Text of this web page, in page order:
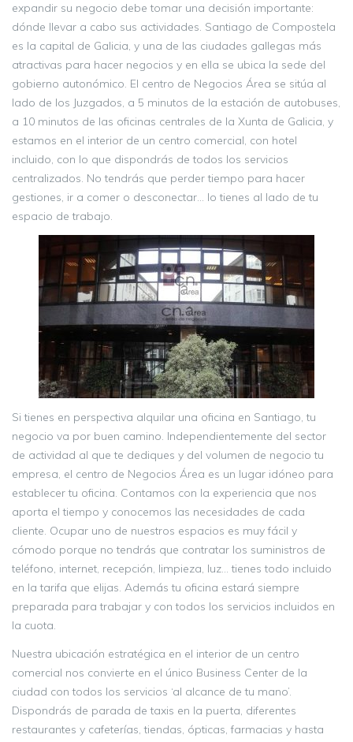
expandir su negocio debe tomar una decisión importante:
dónde llevar a cabo sus actividades. Santiago de Compostela
es la capital de Galicia, y una de las ciudades gallegas más
atractivas para hacer negocios y en ella se ubica la sede del
gobierno autonómico. El centro de Negocios Área se sitúa al
lado de los Juzgados, a 5 minutos de la estación de autobuses,
a 10 minutos de las oficinas centrales de la Xunta de Galicia, y
estamos en el interior de un centro comercial, con hotel
incluido, con lo que dispondrás de todos los servicios
centralizados. No tendrás que perder tiempo para hacer
gestiones, ir a comer o desconectar… lo tienes al lado de tu
espacio de trabajo.
Si tienes en perspectiva alquilar una oficina en Santiago, tu
negocio va por buen camino. Independientemente del sector
de actividad al que te dediques y del volumen de negocio tu
empresa, el centro de Negocios Área es un lugar idóneo para
establecer tu oficina. Contamos con la experiencia que nos
aporta el tiempo y conocemos las necesidades de cada
cliente. Ocupar uno de nuestros espacios es muy fácil y
cómodo porque no tendrás que contratar los suministros de
teléfono, internet, recepción, limpieza, luz… tienes todo incluido
en la tarifa que elijas. Además tu oficina estará siempre
preparada para trabajar y con todos los servicios incluidos en
la cuota.
Nuestra ubicación estratégica en el interior de un centro
comercial nos convierte en el único Business Center de la
ciudad con todos los servicios ‘al alcance de tu mano’.
Dispondrás de parada de taxis en la puerta, diferentes
restaurantes y cafeterías, tiendas, ópticas, farmacias y hasta